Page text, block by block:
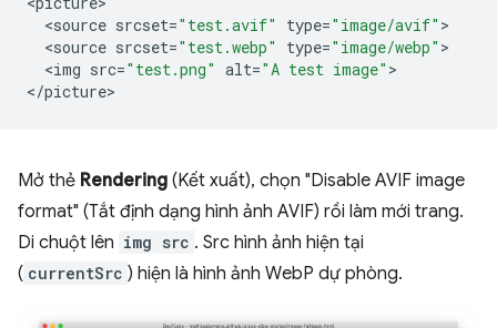
<source srcset="test.avif" type="image/avif"
<source srcset="test.webp" type="image/webp"
<img src="test.png" alt="A test image" >
</picture
Mở thẻ Rendering (Kết xuất), chọn "Disable AVIF image
format" (Tắt định dạng hình ảnh AVIF) rồi làm mới trang.
Di chuột lên img src . Src hình ảnh hiện tại
( currentSrc ) hiện là hình ảnh WebP dự phòng.